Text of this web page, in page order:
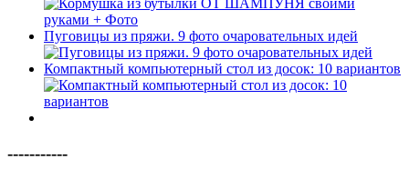
Пуговицы из пряжи. 9 фото очаровательных идей
Компактный компьютерный стол из досок: 10 вариантов
-----------